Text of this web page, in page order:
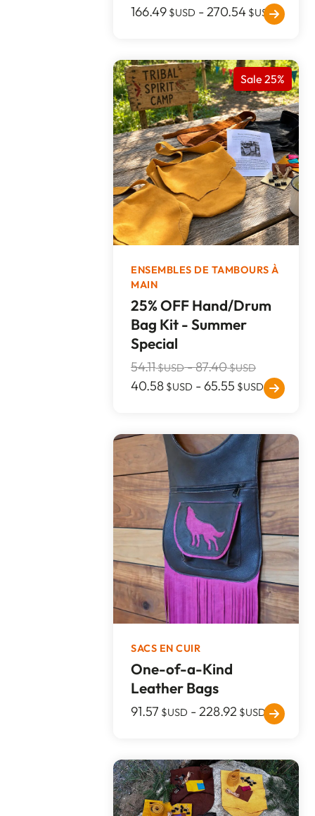
166.49 $USD -270.54 $USD
Sale 25%
ENSEMBLES DE TAMBOURS À
MAIN
25% OFF Hand/Drum
Bag Kit - Summer
Special
54.11$USD-87.40$USD
40.58 $USD -65.55 $USD
SACS EN CUIR
One-of-a-Kind
Leather Bags
91.57 $USD - 228.92 $USD